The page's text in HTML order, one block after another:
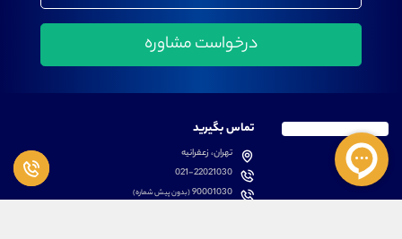
تماس بگیرید
تهران، زعفرانیه
021-22021030
90001030(بدون پیش شماره)